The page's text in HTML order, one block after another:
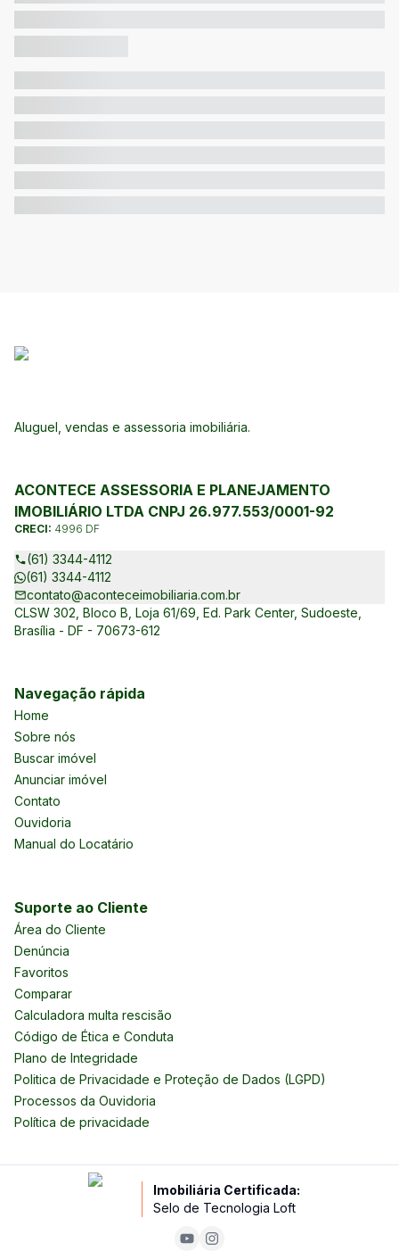
Aluguel, vendas e assessoria imobiliária.
ACONTECE ASSESSORIA E PLANEJAMENTO
IMOBILIÁRIO LTDA CNPJ 26.977.553/0001-92
CRECI: 4996 DF
(61) 3344-4112
(61) 3344-4112
contato@aconteceimobiliaria.com.br
CLSW 302, Bloco B, Loja 61/69, Ed. Park Center, Sudoeste,
Brasília - DF - 70673-612
Navegação rápida
Home
Sobre nós
Buscar imóvel
Anunciar imóvel
Contato
Ouvidoria
Manual do Locatário
Suporte ao Cliente
Área do Cliente
Denúncia
Favoritos
Comparar
Calculadora multa rescisão
Código de Ética e Conduta
Plano de Integridade
Politica de Privacidade e Proteção de Dados (LGPD)
Processos da Ouvidoria
Política de privacidade
Imobiliária Certificada:
Selo de Tecnologia Loft